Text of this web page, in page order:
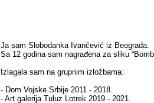
Ja sam Slobodanka Ivančević iz Beograda.
Sa 12 godina sam nagrađena za sliku
Izlagala sam na grupnim izložbama:
- Dom Vojske Srbije 2011 - 2018.
- Art galerija Tuluz Lotrek 2019 - 2021.